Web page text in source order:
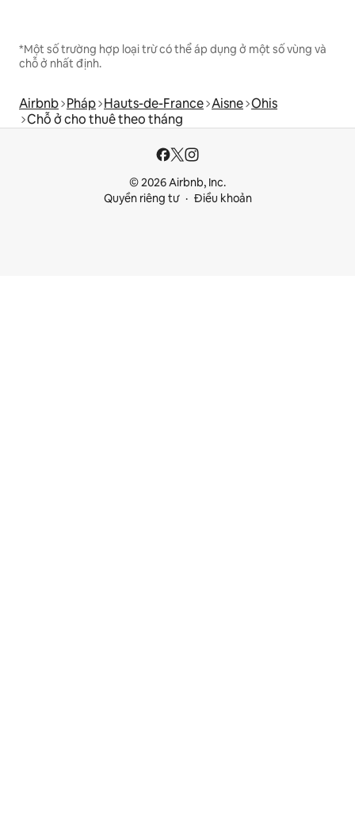
*Một số trường hợp loại trừ có thể áp dụng ở một số vùng và
chỗ ở nhất định.
Airbnb Pháp Hauts-de-France Aisne Ohis
Chỗ ở cho thuê theo tháng
© 2026 Airbnb, Inc.
Quyền riêng tư
Điều khoản